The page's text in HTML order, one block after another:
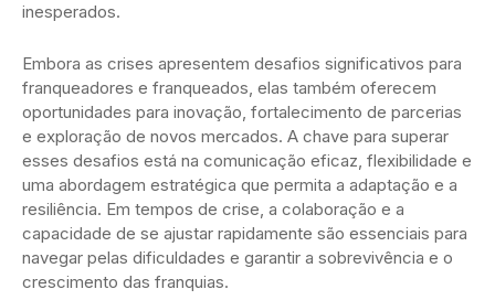
inesperados.
Embora as crises apresentem desafios significativos para
franqueadores e franqueados, elas também oferecem
oportunidades para inovação, fortalecimento de parcerias
e exploração de novos mercados. A chave para superar
esses desafios está na comunicação eficaz, flexibilidade e
uma abordagem estratégica que permita a adaptação e a
resiliência. Em tempos de crise, a colaboração e a
capacidade de se ajustar rapidamente são essenciais para
navegar pelas dificuldades e garantir a sobrevivência e o
crescimento das franquias.